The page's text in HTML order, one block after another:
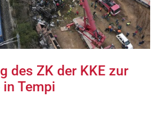
des ZK der KKE zur
Tempi